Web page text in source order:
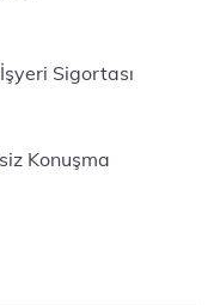
Sigortası
Konuşma